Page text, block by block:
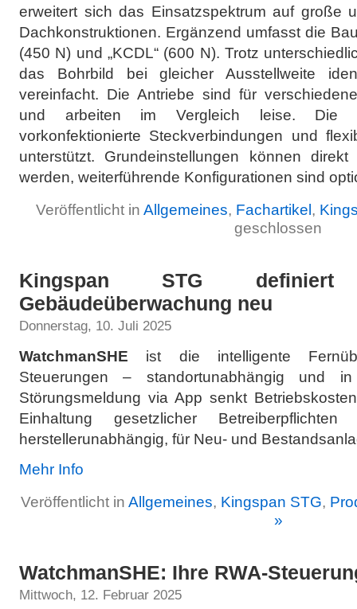
erweitert sich das Einsatzspektrum auf große
Dachkonstruktionen. Ergänzend umfasst die
(450 N) und „KCDL“ (600 N). Trotz
das Bohrbild bei gleicher Ausstellweite
vereinfacht. Die Antriebe sind für
und arbeiten im Vergleich leise. Die
vorkonfektionierte Steckverbindungen und
unterstützt. Grundeinstellungen können
werden, weiterführende Konfigurationen sind
Veröffentlicht in Allgemeines, Fachartikel,
geschlossen
Kingspan STG
Gebäudeüberwachung neu
Donnerstag, 10. Juli 2025
WatchmanSHE ist die intelligente
Steuerungen – standortunabhängig und
Störungsmeldung via App senkt
Einhaltung gesetzlicher
herstellerunabhängig, für Neu- und
Mehr Info
Veröffentlicht in Allgemeines, Kingspan STG,
»
WatchmanSHE: Ihre RWA-
Mittwoch, 12. Februar 2025